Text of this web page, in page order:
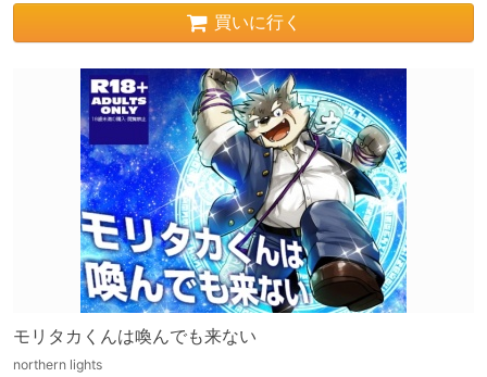
買いに行く
モリタカくんは喚んでも来ない
northern lights